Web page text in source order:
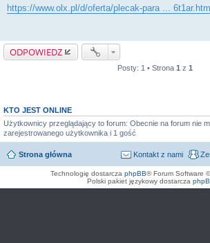
o
s
https://www.olx.pl/d/oferta/plecak-para ... 6t1ar.html
ODPOWIEDZ
Posty: 1 • Strona 1 z 1
KTO JEST ONLINE
Użytkownicy przeglądający to forum: Obecnie na forum nie
zarejestrowanego użytkownika i 1 gość
Strona główna Kontakt z nami
Technologię dostarcza phpBB® Forum Software
Polski pakiet językowy dostarcza